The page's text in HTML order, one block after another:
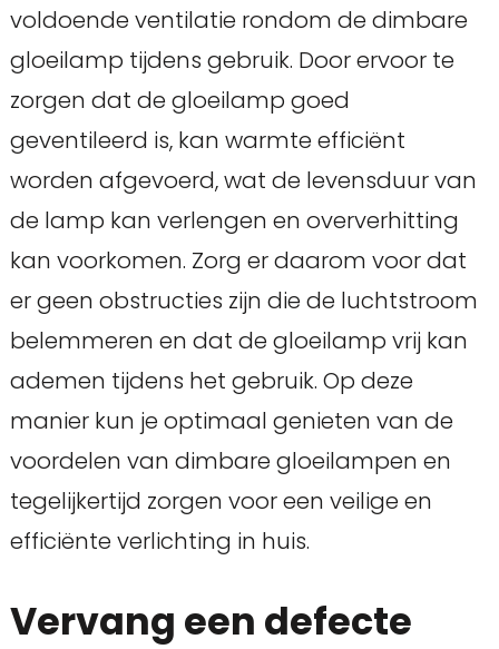
voldoende ventilatie rondom de dimbare
gloeilamp tijdens gebruik. Door ervoor te
zorgen dat de gloeilamp goed
geventileerd is, kan warmte efficiënt
worden afgevoerd, wat de levensduur van
de lamp kan verlengen en oververhitting
kan voorkomen. Zorg er daarom voor dat
er geen obstructies zijn die de luchtstroom
belemmeren en dat de gloeilamp vrij kan
ademen tijdens het gebruik. Op deze
manier kun je optimaal genieten van de
voordelen van dimbare gloeilampen en
tegelijkertijd zorgen voor een veilige en
efficiënte verlichting in huis.
Vervang een defecte